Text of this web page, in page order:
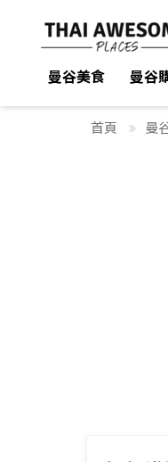
曼谷美食 曼谷
曼谷美食
曼谷
首頁 曼